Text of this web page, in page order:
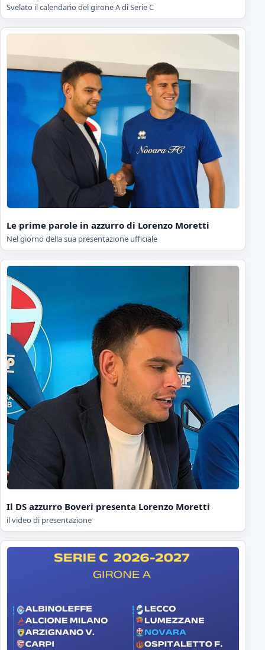
Svelato il calendario del girone A di Serie C
Le prime parole in azzurro di Lorenzo Moretti
Nel giorno della sua presentazione ufficiale
Il DS azzurro Boveri presenta Lorenzo Moretti
il video di presentazione